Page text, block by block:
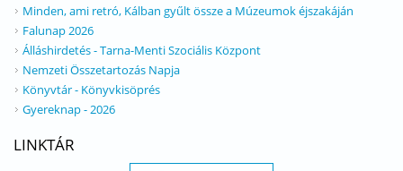
Minden, ami retró, Kálban gyűlt össze a Múzeumok éjszakáján
Falunap 2026
Álláshirdetés - Tarna-Menti Szociális Központ
Nemzeti Összetartozás Napja
Könyvtár - Könyvkisöprés
Gyereknap - 2026
LINKTÁR